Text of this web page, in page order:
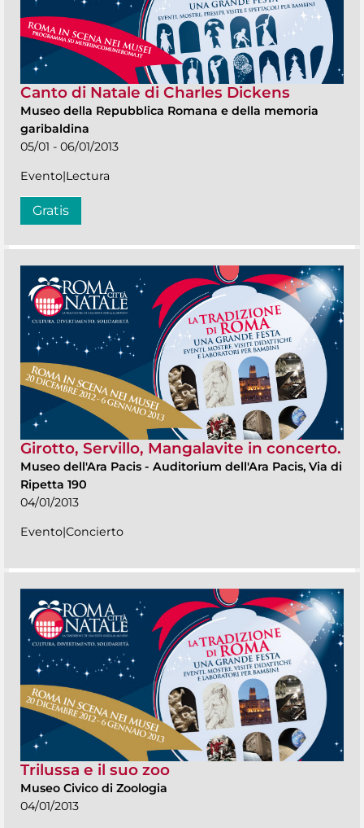
Canto di Natale di Charles Dickens
Museo della Repubblica Romana e della memoria
garibaldina
05/01 - 06/01/2013
Evento|Lectura
Gratis
Girotto, Servillo, Mangalavite in concerto.
Museo dell'Ara Pacis - Auditorium dell'Ara Pacis, Via di
Ripetta 190
04/01/2013
Evento|Concierto
Trilussa e il suo zoo
Museo Civico di Zoologia
04/01/2013